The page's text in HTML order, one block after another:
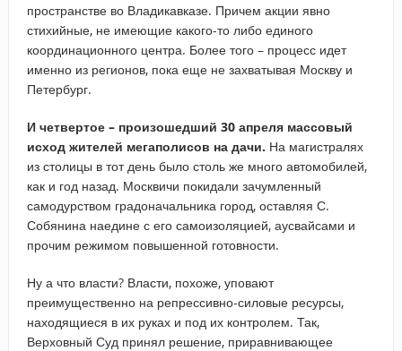
пространстве во Владикавказе. Причем акции явно
стихийные, не имеющие какого-то либо единого
координационного центра. Более того – процесс идет
именно из регионов, пока еще не захватывая Москву и
Петербург.
И четвертое – произошедший 30 апреля массовый
исход жителей мегаполисов на дачи. На магистралях
из столицы в тот день было столь же много автомобилей,
как и год назад. Москвичи покидали зачумленный
самодурством градоначальника город, оставляя С.
Собянина наедине с его самоизоляцией, аусвайсами и
прочим режимом повышенной готовности.
Ну а что власти? Власти, похоже, уповают
преимущественно на репрессивно-силовые ресурсы,
находящиеся в их руках и под их контролем. Так,
Верховный Суд принял решение, приравнивающее